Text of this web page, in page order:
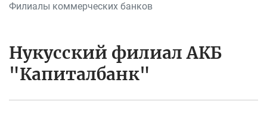
Филиалы коммерческих банков
Нукусский филиал АКБ
"Капиталбанк"